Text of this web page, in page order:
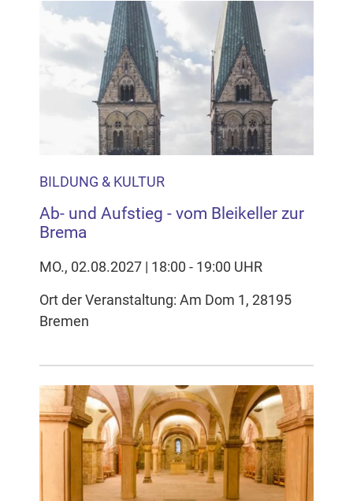
BILDUNG & KULTUR
Ab- und Aufstieg - vom Bleikeller zur
Brema
MO., 02.08.2027 | 18:00 - 19:00 UHR
Ort der Veranstaltung: Am Dom 1, 28195
Bremen